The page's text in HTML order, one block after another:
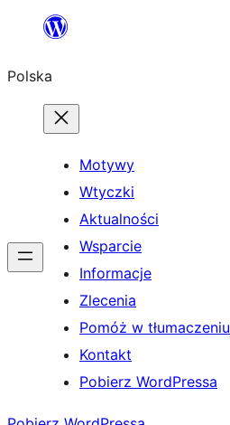
Przejdź
treści
Polska
Motywy
Wtyczki
Aktualności
Wsparcie
Informacje
Zlecenia
Pomóż w tłumaczeniu
Kontakt
Pobierz WordPressa